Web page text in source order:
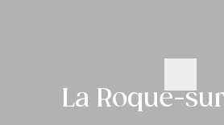
La Roque-